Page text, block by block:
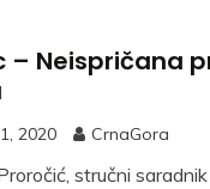
– Neispričana
2020 CrnaGora
stručni